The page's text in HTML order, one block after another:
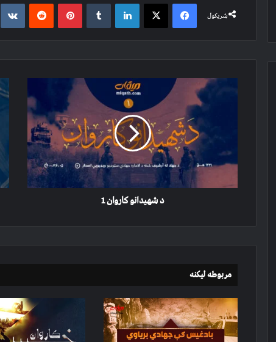
شریکول
د شهیدانو کاروان 1
مربوطه لیکنه